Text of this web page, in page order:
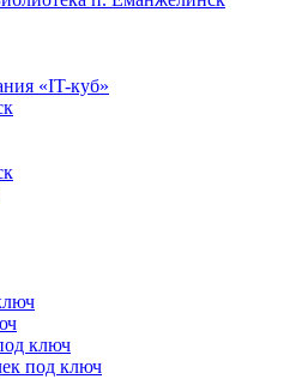
«IT-куб»
ключ
под ключ